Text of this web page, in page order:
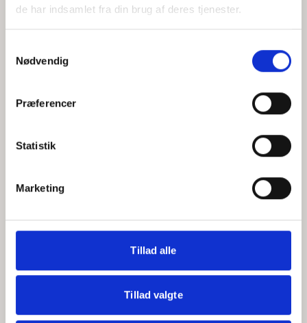
de har indsamlet fra din brug af deres tjenester.
Nødvendig
Præferencer
Statistik
Marketing
Tillad alle
Tillad valgte
Hvem er CEPOS
Medarbejdere
ABCepos
Podcast